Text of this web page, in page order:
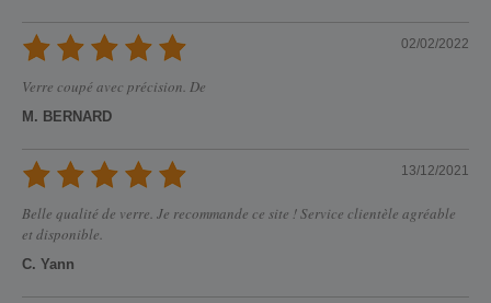
02/02/2022
Verre coupé avec précision. De
M. BERNARD
13/12/2021
Belle qualité de verre. Je recommande ce site ! Service clientèle agréable
et disponible.
C. Yann